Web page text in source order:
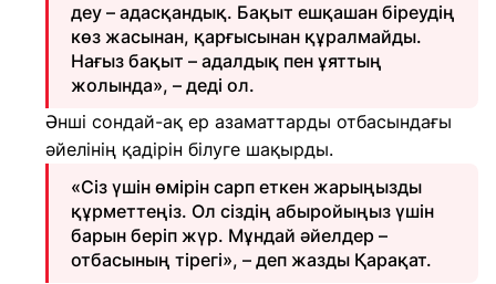
деу – адасқандық. Бақыт ешқашан біреудің
көз жасынан, қарғысынан құралмайды.
Нағыз бақыт – адалдық пен ұяттың
жолында», – деді ол.
Әнші сондай-ақ ер азаматтарды отбасындағы
әйелінің қадірін білуге шақырды.
«Сіз үшін өмірін сарп еткен жарыңызды
құрметтеңіз. Ол сіздің абыройыңыз үшін
барын беріп жүр. Мұндай әйелдер –
отбасының тірегі», – деп жазды Қарақат.